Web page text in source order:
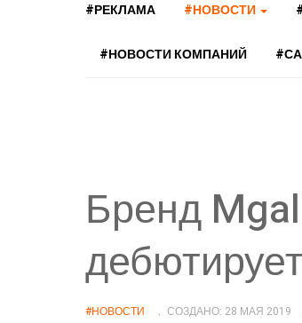
#РЕКЛАМА #НОВОСТИ
#НОВОСТИ КОМПАНИЙ
Бренд
#НОВОСТИ СОЗДАНО: 28 МАЯ 2019